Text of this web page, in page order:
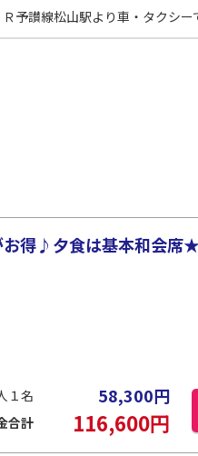
Ｒ予讃線松山駅より車・タクシー
得♪夕食は基本和会席
１名 58,300円
合計 116,600円